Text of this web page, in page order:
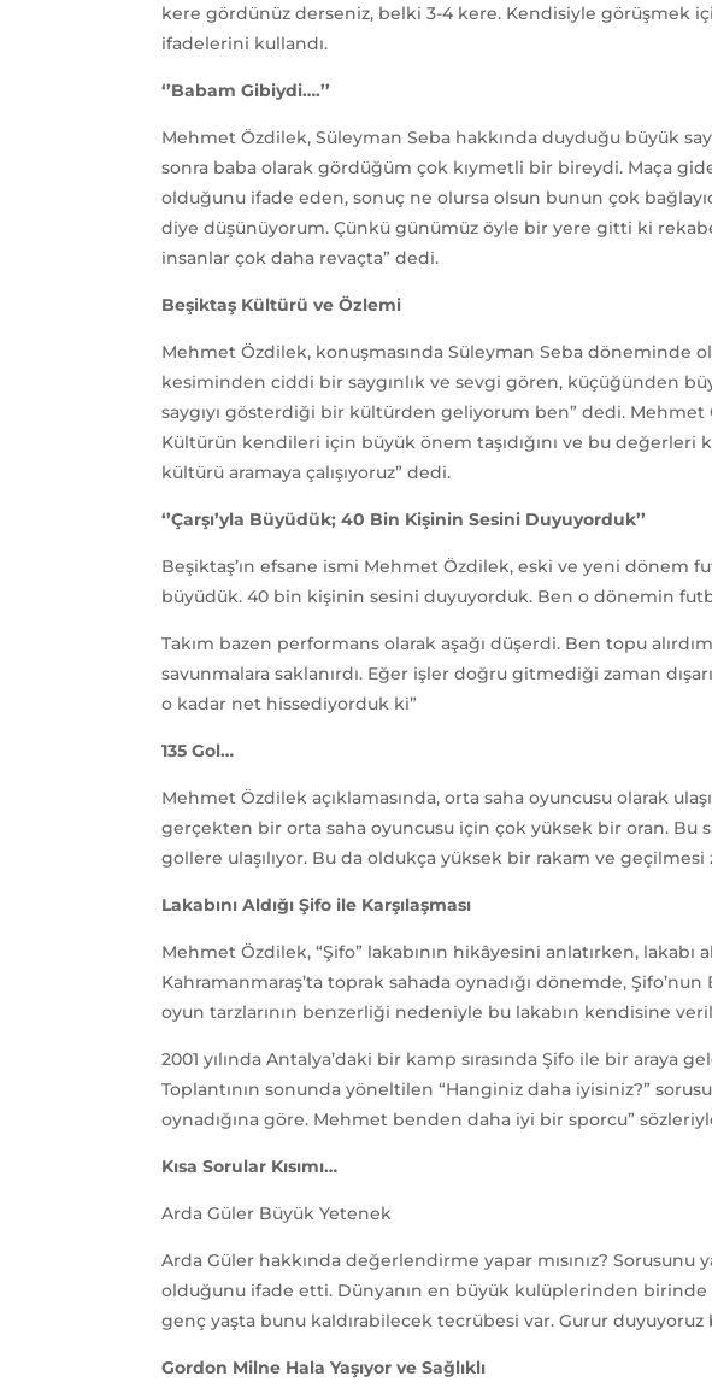
kere gördünüz derseniz, belki 3-4 kere. Kendisiyle görüşmek
ifadelerini kullandı.
‘’Babam Gibiydi….’’
Mehmet Özdilek, Süleyman Seba hakkında duyduğu büyük
sonra baba olarak gördüğüm çok kıymetli bir bireydi. Maça
olduğunu ifade eden, sonuç ne olursa olsun bunun çok
diye düşünüyorum. Çünkü günümüz öyle bir yere gitti ki
insanlar çok daha revaçta” dedi.
Beşiktaş Kültürü ve Özlemi
Mehmet Özdilek, konuşmasında Süleyman Seba döneminde
kesiminden ciddi bir saygınlık ve sevgi gören, küçüğünden
saygıyı gösterdiği bir kültürden geliyorum ben” dedi. Mehmet
Kültürün kendileri için büyük önem taşıdığını ve bu
kültürü aramaya çalışıyoruz” dedi.
‘’Çarşı’yla Büyüdük; 40 Bin Kişinin Sesini Duyuyorduk’’
Beşiktaş’ın efsane ismi Mehmet Özdilek, eski ve yeni dönem
büyüdük. 40 bin kişinin sesini duyuyorduk. Ben o dönemin
Takım bazen performans olarak aşağı düşerdi. Ben topu
savunmalara saklanırdı. Eğer işler doğru gitmediği zaman
o kadar net hissediyorduk ki”
135 Gol…
Mehmet Özdilek açıklamasında, orta saha oyuncusu olarak
gerçekten bir orta saha oyuncusu için çok yüksek bir oran. Bu
gollere ulaşılıyor. Bu da oldukça yüksek bir rakam ve geçilmesi
Lakabını Aldığı Şifo ile Karşılaşması
Mehmet Özdilek, “Şifo” lakabının hikâyesini anlatırken, lakabı
Kahramanmaraş’ta toprak sahada oynadığı dönemde,
oyun tarzlarının benzerliği nedeniyle bu lakabın kendisine
2001 yılında Antalya’daki bir kamp sırasında Şifo ile bir
Toplantının sonunda yöneltilen “Hanginiz daha iyisiniz?”
oynadığına göre. Mehmet benden daha iyi bir sporcu”
Kısa Sorular Kısımı…
Arda Güler Büyük Yetenek
Arda Güler hakkında değerlendirme yapar mısınız?
olduğunu ifade etti. Dünyanın en büyük kulüplerinden
genç yaşta bunu kaldırabilecek tecrübesi var. Gurur duyuyoruz
Gordon Milne Hala Yaşıyor ve Sağlıklı